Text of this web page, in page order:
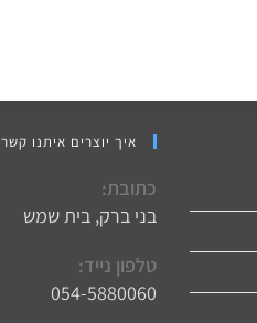
איך יוצרים איתנו קשר
כתובת:
בני ברק, בית שמש
טלפון נייד:
054-5880060